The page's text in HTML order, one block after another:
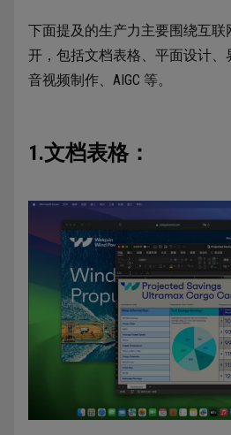
下面提及的生产力主要围绕互联
开，包括文档表格、平面设计、
音视频制作、AIGC 等。
1.文档表格：